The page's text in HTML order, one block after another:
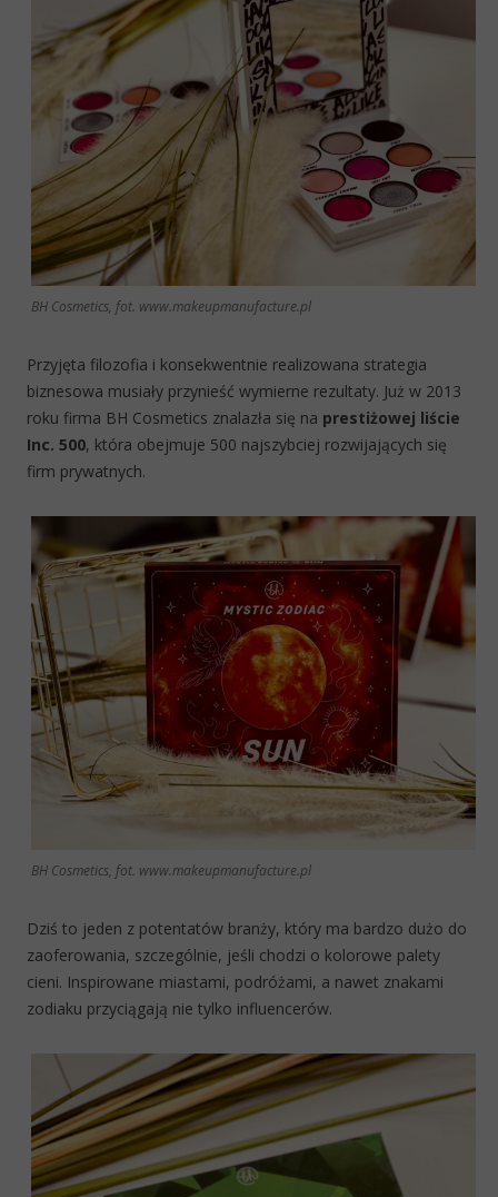
BH Cosmetics, fot. www.makeupmanufacture.pl
Przyjęta filozofia i konsekwentnie realizowana strategia
biznesowa musiały przynieść wymierne rezultaty. Już w 2013
roku firma BH Cosmetics znalazła się na prestiżowej liście
Inc. 500, która obejmuje 500 najszybciej rozwijających się
firm prywatnych.
BH Cosmetics, fot. www.makeupmanufacture.pl
Dziś to jeden z potentatów branży, który ma bardzo dużo do
zaoferowania, szczególnie, jeśli chodzi o kolorowe palety
cieni. Inspirowane miastami, podróżami, a nawet znakami
zodiaku przyciągają nie tylko influencerów.